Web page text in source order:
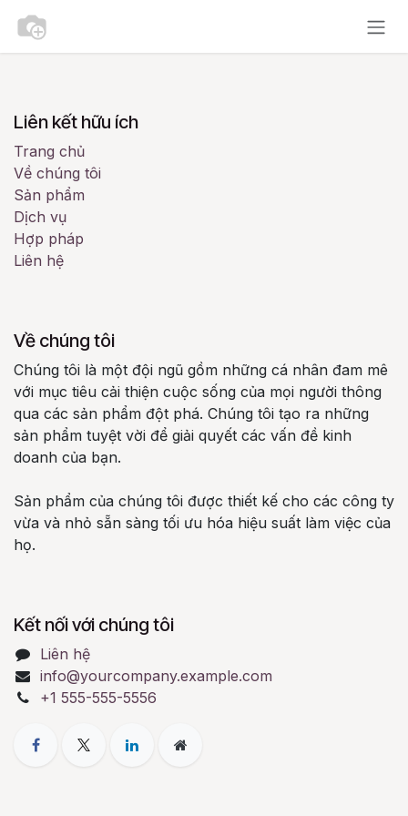
Liên kết hữu ích
Trang chủ
Về chúng tôi
Sản phẩm
Dịch vụ
Hợp pháp
Liên hệ
Về chúng tôi
Chúng tôi là một đội ngũ gồm những cá nhân đam mê
với mục tiêu cải thiện cuộc sống của mọi người thông
qua các sản phẩm đột phá. Chúng tôi tạo ra những
sản phẩm tuyệt vời để giải quyết các vấn đề kinh
doanh của bạn.
Sản phẩm của chúng tôi được thiết kế cho các công ty
vừa và nhỏ sẵn sàng tối ưu hóa hiệu suất làm việc của
họ.
Kết nối với chúng tôi
Liên hệ
info@yourcompany.example.com
+1 555-555-5556